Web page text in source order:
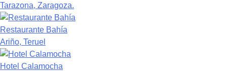
Tarazona, Zaragoza.
Restaurante Bahía
Ariño, Teruel
Hotel Calamocha